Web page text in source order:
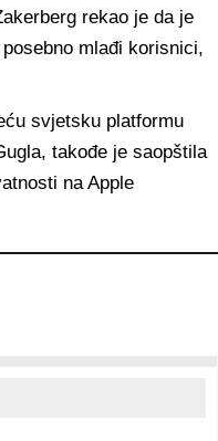
rekao je da je
mlađi korisnici,
svjetsku platformu
takođe je saopštila
na Apple